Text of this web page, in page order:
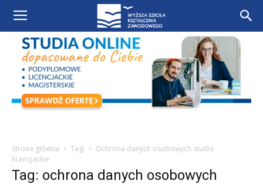
Strona główna Tagi
Ochrona danych osobowych studia
licencjackie
Tag: ochrona danych osobowych